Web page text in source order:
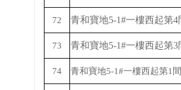
72 青和寶地5-1#一樓西起第4
73 青和寶地5-1#一樓西起第3
74 青和寶地5-1#一樓西起第1